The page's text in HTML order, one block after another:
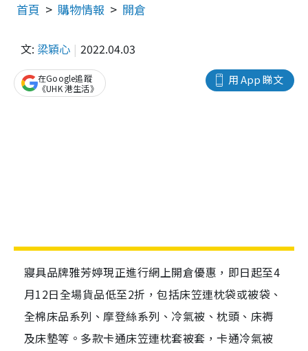
首頁 購物情報 開倉
文: 梁穎心 2022.04.03
用 App 睇文
在Google追蹤
《UHK 港生活》
寢具品牌雅芳婷現正進行網上開倉優惠，即日起至4
月12日全場貨品低至2折，包括床笠連枕袋或被袋、
全棉床品系列、摩登絲系列、冷氣被、枕頭、床褥
及床墊等。多款卡通床笠連枕套被套，卡通冷氣被